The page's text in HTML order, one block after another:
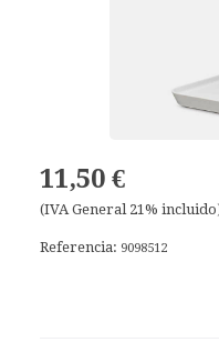
11,50 €
(IVA General 21%
Referencia: 9098512